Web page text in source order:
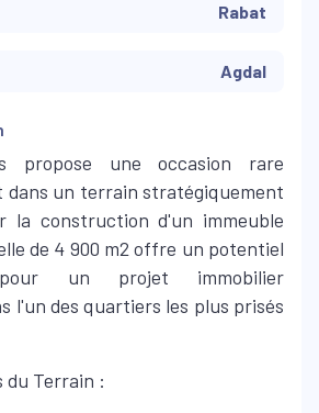
Rabat
Agdal
propose une occasion rare
dans un terrain stratégiquement
la construction d'un immeuble
de 4 900 m2 offre un potentiel
pour un projet immobilier
l'un des quartiers les plus prisés
du Terrain :